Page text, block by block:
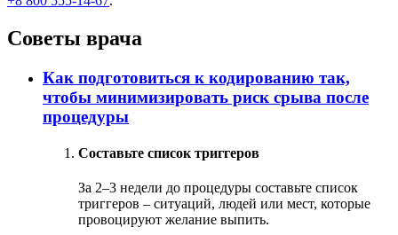
Советы врача
Как подготовиться к кодированию так,
чтобы минимизировать риск срыва после
процедуры
Составьте список триггеров
За 2–3 недели до процедуры составьте список
триггеров – ситуаций, людей или мест, которые
провоцируют желание выпить.